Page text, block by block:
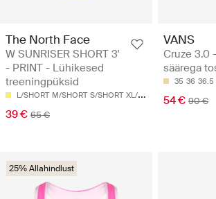
The North Face
W SUNRISER SHORT 3'
- PRINT - Lühikesed
treeningpüksid
L/SHORT M/SHORT S/SHORT XL/SHORT
39 € 65 €
VANS
Cruze 3.0
säärega
35 36 36.5
54 € 90 €
25% Allahindlust